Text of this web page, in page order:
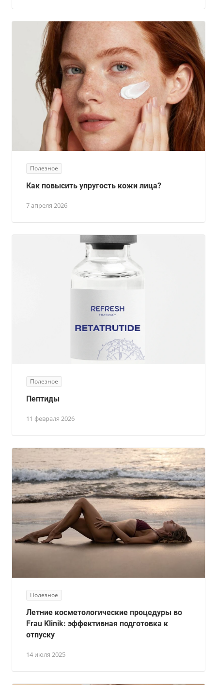
Полезное
7 апреля 2026
Как повысить упругость кожи лица?
Полезное
11 февраля 2026
Пептиды
Полезное
14 июля 2025
Летние косметологические процедуры во
Frau Klinik: эффективная подготовка к
отпуску